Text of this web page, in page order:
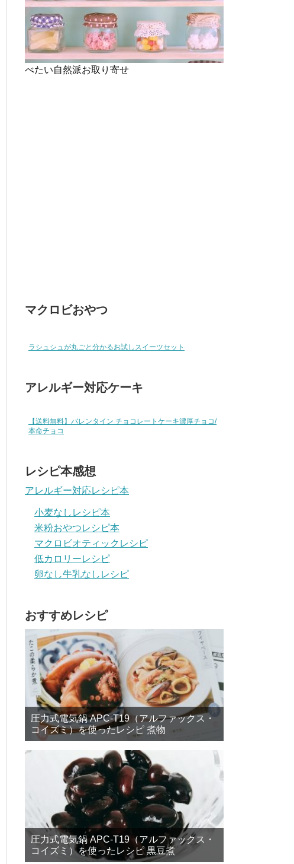
べたい自然派お取り寄せ
マクロビおやつ
ラシュシュが丸ごと分かるお試しスイーツセット
アレルギー対応ケーキ
【送料無料】バレンタイン チョコレートケーキ濃厚チョコ/
本命チョコ
レシピ本感想
アレルギー対応レシピ本
小麦なしレシピ本
米粉おやつレシピ本
マクロビオティックレシピ
低カロリーレシピ
卵なし牛乳なしレシピ
おすすめレシピ
圧力式電気鍋 APC-T19（アルファックス・
コイズミ）を使ったレシピ 煮物
圧力式電気鍋 APC-T19（アルファックス・
コイズミ）を使ったレシピ 黒豆煮